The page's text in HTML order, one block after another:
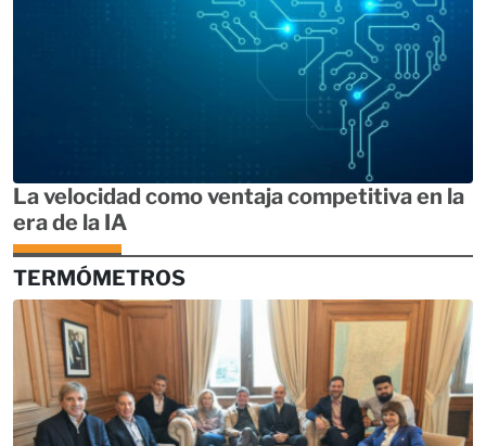
La velocidad como ventaja competitiva en la
era de la IA
TERMÓMETROS